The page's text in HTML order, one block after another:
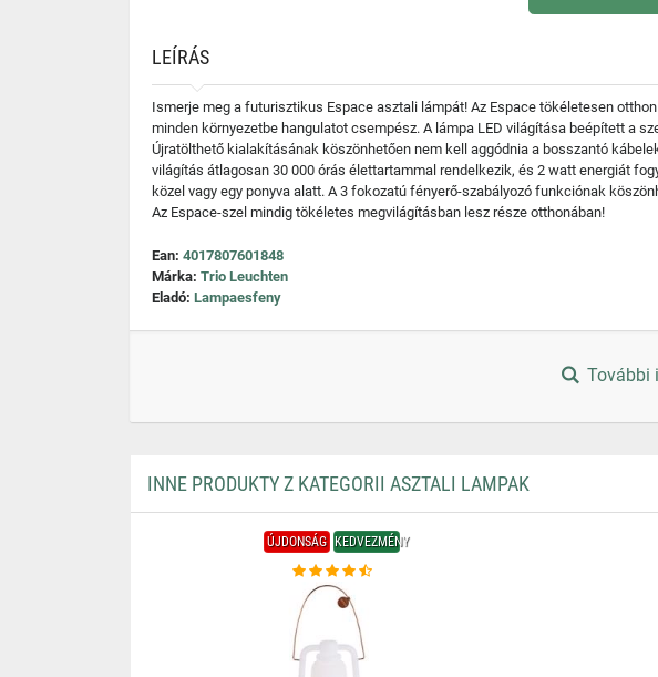
LEÍRÁS
Ismerje meg a futurisztikus Espace asztali lámpát! Az Espace tökéletesen
minden környezetbe hangulatot csempész. A lámpa LED világítása beépített a
Újratölthető kialakításának köszönhetően nem kell aggódnia a bosszantó
világítás átlagosan 30 000 órás élettartammal rendelkezik, és 2 watt energiát
közel vagy egy ponyva alatt. A 3 fokozatú fényerő-szabályozó funkciónak
Az Espace-szel mindig tökéletes megvilágításban lesz része otthonában!
Ean: 4017807601848
Márka: Trio Leuchten
Eladó: Lampaesfeny
További
INNE PRODUKTY Z KATEGORII ASZTALI LAMPAK
ÚJDONSÁG KEDVEZMÉNY